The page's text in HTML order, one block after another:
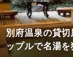
別府温泉の貸
ップルで名湯